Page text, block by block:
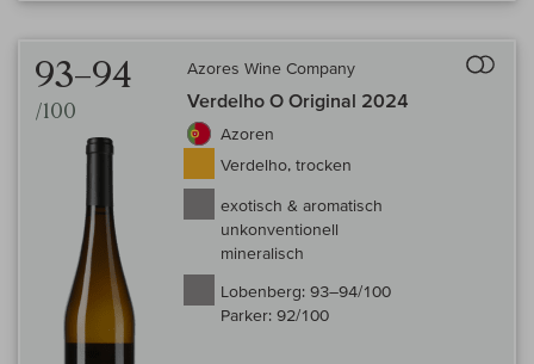
93–94
/100
Azores Wine Company
Verdelho O Original 2024
Azoren
Verdelho, trocken
exotisch & aromatisch
unkonventionell
mineralisch
Lobenberg: 93–94/100
Parker: 92/100